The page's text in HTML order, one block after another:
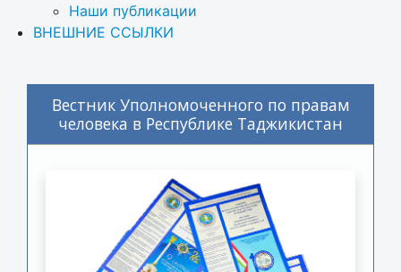
Наши публикации
ВНЕШНИЕ ССЫЛКИ
Вестник Уполномоченного по правам
человека в Республике Таджикистан